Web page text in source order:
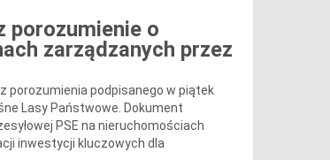
porozumienie o
zarządzanych przez
porozumienia podpisanego w piątek
Lasy Państwowe. Dokument
PSE na nieruchomościach
inwestycji kluczowych dla